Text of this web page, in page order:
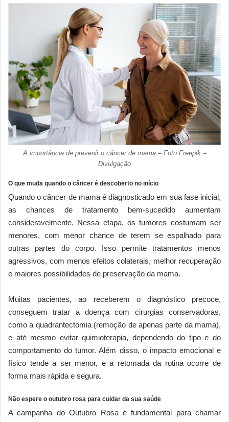
A importância de prevenir o câncer de mama – Foto Freepik –
Divulgação
O que muda quando o câncer é descoberto no início
Quando o câncer de mama é diagnosticado em sua fase inicial,
as chances de tratamento bem-sucedido aumentam
consideravelmente. Nessa etapa, os tumores costumam ser
menores, com menor chance de terem se espalhado para
outras partes do corpo. Isso permite tratamentos menos
agressivos, com menos efeitos colaterais, melhor recuperação
e maiores possibilidades de preservação da mama.
Muitas pacientes, ao receberem o diagnóstico precoce,
conseguem tratar a doença com cirurgias conservadoras,
como a quadrantectomia (remoção de apenas parte da mama),
e até mesmo evitar quimioterapia, dependendo do tipo e do
comportamento do tumor. Além disso, o impacto emocional e
físico tende a ser menor, e a retomada da rotina ocorre de
forma mais rápida e segura.
Não espere o outubro rosa para cuidar da sua saúde
A campanha do Outubro Rosa é fundamental para chamar